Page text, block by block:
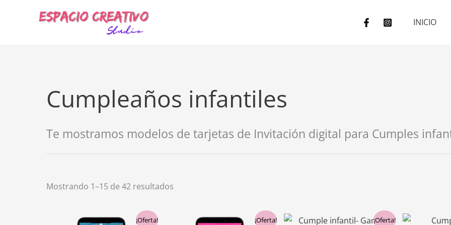
INICIO
Cumpleaños infantiles
Te mostramos modelos de tarjetas de Invitación digital para Cumples
Mostrando 1–15 de 42 resultados
¡Oferta!
El
El
¡Oferta!
El
El
¡Oferta!
El
El